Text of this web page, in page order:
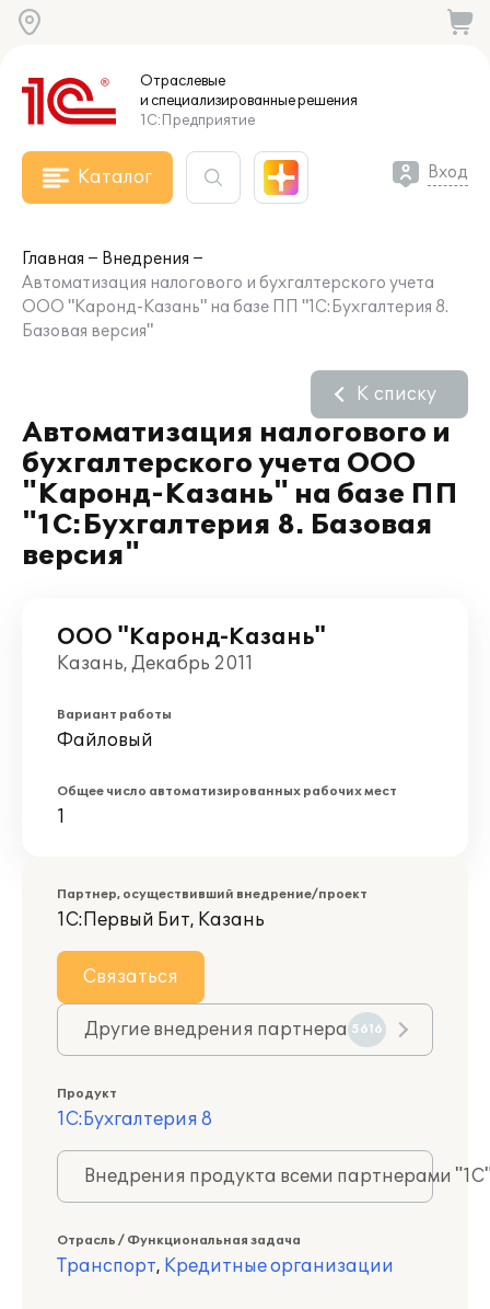
Отраслевые
и специализированныерешения
1С:Предприятие
Каталог Вход
Главная
Внедрения
Автоматизация налогового и бухгалтерского учета
ООО "Каронд-Казань" на базе ПП "1С:Бухгалтерия 8.
Базовая версия"
Автоматизация налогового и
бухгалтерского учета ООО
"Каронд-Казань" на базе ПП
"1С:Бухгалтерия 8. Базовая
версия"
К списку
ООО "Каронд-Казань"
Казань, Декабрь 2011
Вариант работы
Файловый
Общее число автоматизированных рабочих мест
1
Партнер, осуществивший внедрение/проект
1С:Первый Бит, Казань
Связаться
Другие внедрения партнера 5616
Продукт
1С:Бухгалтерия 8
Внедрения продукта всеми партнерами
Отрасль / Функциональная задача
Транспорт, Кредитные организации